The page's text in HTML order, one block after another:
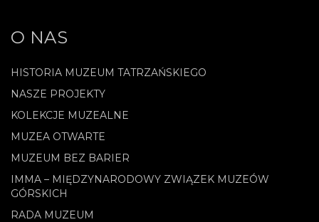
O NAS
HISTORIA MUZEUM TATRZAŃSKIEGO
NASZE PROJEKTY
KOLEKCJE MUZEALNE
MUZEA OTWARTE
MUZEUM BEZ BARIER
IMMA – MIĘDZYNARODOWY ZWIĄZEK MUZEÓW
GÓRSKICH
RADA MUZEUM